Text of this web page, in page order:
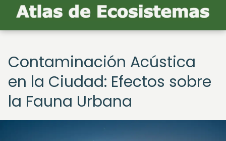
Contaminación Acústica
en la Ciudad: Efectos sobre
la Fauna Urbana